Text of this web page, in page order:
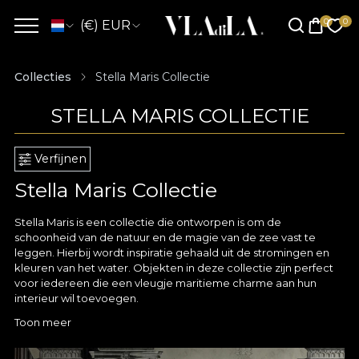
(€) EUR
Collecties Stella Maris Collectie
STELLA MARIS COLLECTIE
Verfijnen
Stella Maris Collectie
Stella Maris is een collectie die ontworpen is om de
schoonheid van de natuur en de magie van de zee vast te
leggen. Hierbij wordt inspiratie gehaald uit de stromingen en
kleuren van het water. Objekten in deze collectie zijn perfect
voor iedereen die een vleugje maritieme charme aan hun
interieur wil toevoegen.
Stella Maris collectie beeldt een wereld van prints uit die is
Toon meer